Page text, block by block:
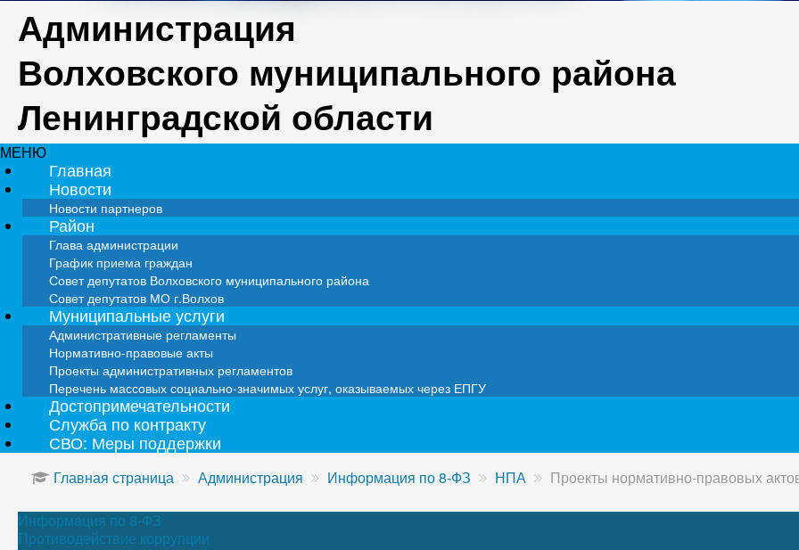
Администрация
Волховского муниципального района
Ленинградской области
МЕНЮ
Главная
Новости
Новости партнеров
Район
Глава администрации
График приема граждан
Совет депутатов Волховского муниципального района
Совет депутатов МО г.Волхов
Муниципальные услуги
Административные регламенты
Нормативно-правовые акты
Проекты административных регламентов
Перечень массовых социально-значимых услуг, оказываемых через ЕПГУ
Достопримечательности
Служба по контракту
СВО: Меры поддержки
Главная страница Администрация Информация по 8-ФЗ НПА Проекты нормативно-правовых
Информация по 8-ФЗ
Противодействие коррупции